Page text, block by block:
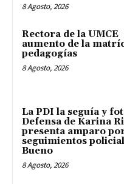
8 Agosto, 2026
Rectora de la UMCE
aumento de la
pedagogías
8 Agosto, 2026
La PDI la seguía y
Defensa de Karina
presenta amparo
seguimientos
Bueno
8 Agosto, 2026